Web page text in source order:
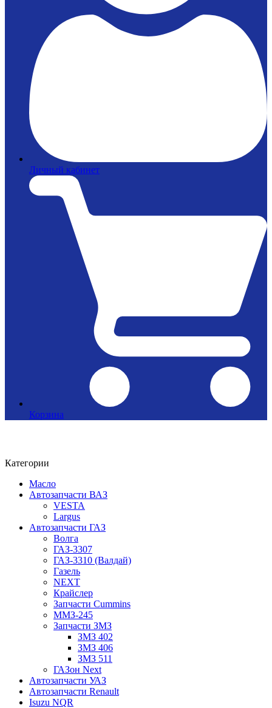
Личный кабинет
Корзина
Категории
Масло
Автозапчасти ВАЗ
VESTA
Largus
Автозапчасти ГАЗ
Волга
ГАЗ-3307
ГАЗ-3310 (Валдай)
Газель
NEXT
Крайслер
Запчасти Cummins
ММЗ-245
Запчасти ЗМЗ
ЗМЗ 402
ЗМЗ 406
ЗМЗ 511
ГАЗон Next
Автозапчасти УАЗ
Автозапчасти Renault
Isuzu NQR